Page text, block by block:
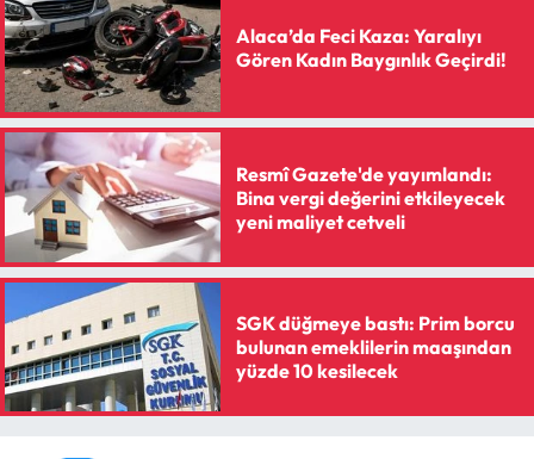
Alaca’da Feci Kaza: Yaralıyı
Gören Kadın Baygınlık Geçirdi!
Resmî Gazete'de yayımlandı:
Bina vergi değerini etkileyecek
yeni maliyet cetveli
SGK düğmeye bastı: Prim borcu
bulunan emeklilerin maaşından
yüzde 10 kesilecek
Spor
Sungurlu Haberleri
Turizm
Uğurludağ Haberleri
Yaşam
Yayla Haber
Yemek Tarifleri